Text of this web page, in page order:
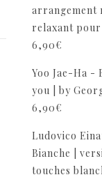
arrangement
relaxant
6,90€
Yoo Jae-Ha -
you | by
6,90€
Ludovico
Bianche |
touches